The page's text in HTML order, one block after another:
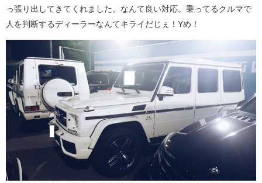
っ張り出してきてくれました。なんて良い対応。乗ってるクルマで
人を判断するディーラーなんてキライだじぇ！Yめ！